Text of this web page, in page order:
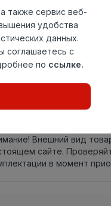
матовая
Россия
Книга с
Внешний вид
сайте.
в момент
также сервис веб-
удобства
данных.
соглашаетесь с
по ссылке.